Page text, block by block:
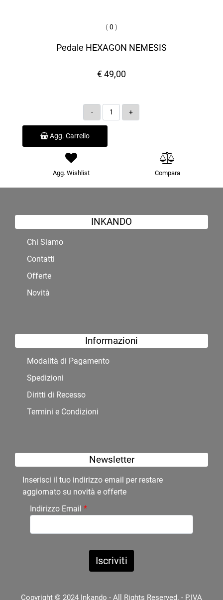
(0 )
Pedale HEXAGON NEMESIS
€ 49,00
Quantità
Agg. Carrello
Agg. Wishlist Compara
INKANDO
Chi Siamo
Contatti
Offerte
Novità
Informazioni
Modalità di Pagamento
Spedizioni
Diritti di Recesso
Termini e Condizioni
Newsletter
Inserisci il tuo indirizzo email per restare
aggiornato su novità e offerte
Indirizzo Email *
Copyright © 2024 Inkando - All Rights Reserved. - P.IVA